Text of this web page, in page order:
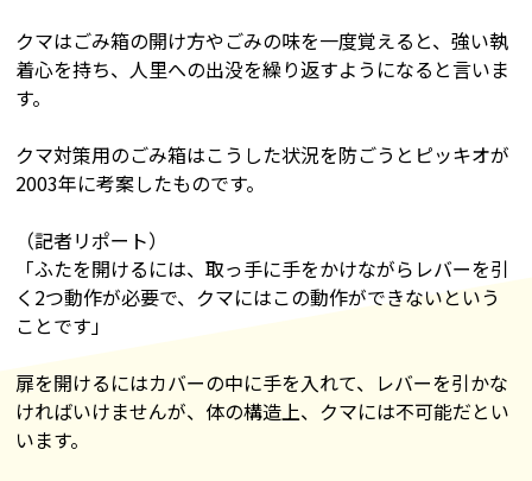
クマはごみ箱の開け方やごみの味を一度覚えると、強い執
着心を持ち、人里への出没を繰り返すようになると言いま
す。
クマ対策用のごみ箱はこうした状況を防ごうとピッキオが
2003年に考案したものです。
（記者リポート）
「ふたを開けるには、取っ手に手をかけながらレバーを引
く2つ動作が必要で、クマにはこの動作ができないという
ことです」
扉を開けるにはカバーの中に手を入れて、レバーを引かな
ければいけませんが、体の構造上、クマには不可能だとい
います。